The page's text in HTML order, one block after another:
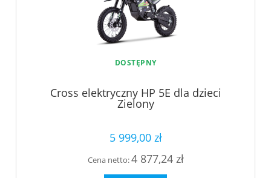
DOSTĘPNY
Cross elektryczny HP 5E dla dzieci
Zielony
5 999,00 zł
Cena netto:4 877,24 zł